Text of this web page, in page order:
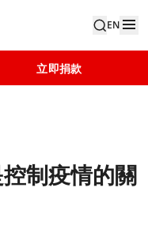
EN
立即捐款
制疫情的關